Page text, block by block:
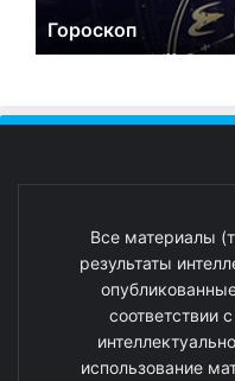
Гороскоп
Все материалы
результаты
соответствии
использование